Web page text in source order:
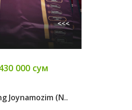
000 сум
Joynamozim (N..